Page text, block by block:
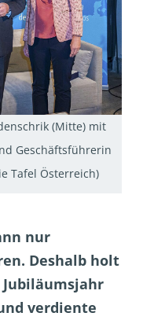
(Mitte) mit
Geschäftsführerin
Tafel Österreich)
nur
Deshalb holt
verdiente